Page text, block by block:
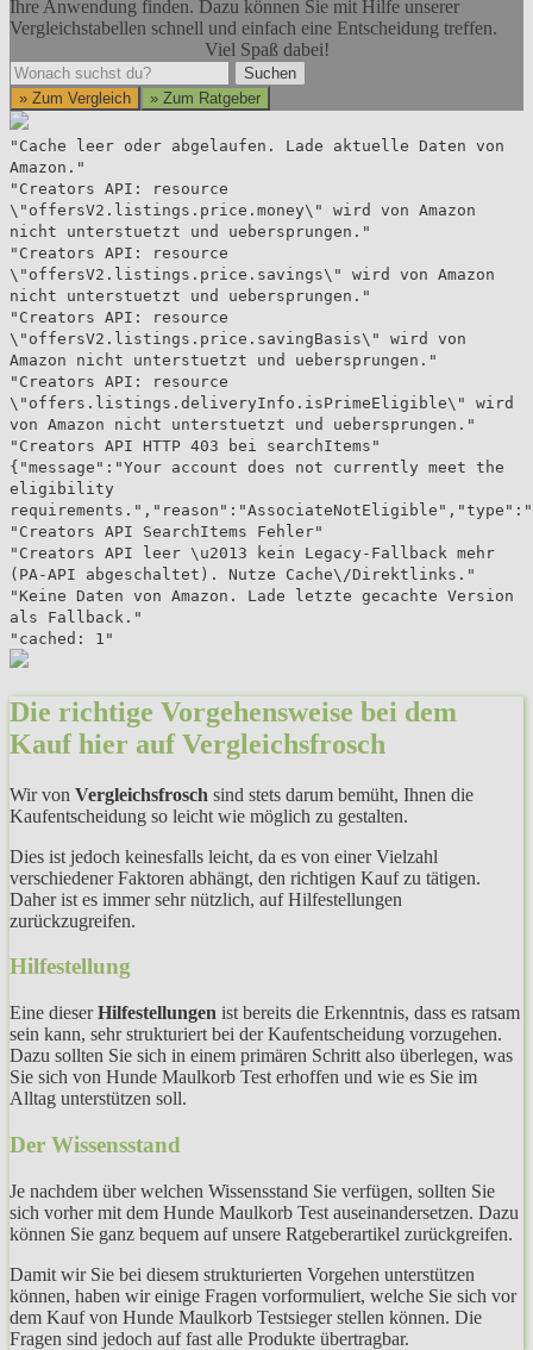
Ihre Anwendung finden. Dazu können Sie mit Hilfe unserer
Vergleichstabellen schnell und einfach eine Entscheidung treffen.
Viel Spaß dabei!
Suchen
Suchen
» Zum Vergleich
» Zum Ratgeber
"Cache leer oder abgelaufen. Lade aktuelle Daten von
Amazon."
"Creators API: resource
\"offersV2.listings.price.money\" wird von Amazon
nicht unterstuetzt und uebersprungen."
"Creators API: resource
\"offersV2.listings.price.savings\" wird von Amazon
nicht unterstuetzt und uebersprungen."
"Creators API: resource
\"offersV2.listings.price.savingBasis\" wird von
Amazon nicht unterstuetzt und uebersprungen."
"Creators API: resource
\"offers.listings.deliveryInfo.isPrimeEligible\" wird
von Amazon nicht unterstuetzt und uebersprungen."
"Creators API HTTP 403 bei searchItems"
{"message":"Your account does not currently meet the
eligibility
"Creators API SearchItems Fehler"
"Creators API leer \u2013 kein Legacy-Fallback mehr
(PA-API abgeschaltet). Nutze Cache\/Direktlinks."
"Keine Daten von Amazon. Lade letzte gecachte Version
als Fallback."
"cached: 1"
Die richtige Vorgehensweise bei dem
Kauf hier auf Vergleichsfrosch
Wir von Vergleichsfrosch sind stets darum bemüht, Ihnen die
Kaufentscheidung so leicht wie möglich zu gestalten.
Dies ist jedoch keinesfalls leicht, da es von einer Vielzahl
verschiedener Faktoren abhängt, den richtigen Kauf zu tätigen.
Daher ist es immer sehr nützlich, auf Hilfestellungen
zurückzugreifen.
Hilfestellung
Eine dieserHilfestellungen ist bereits die Erkenntnis, dass es ratsam
sein kann, sehr strukturiert bei der Kaufentscheidung vorzugehen.
Dazu sollten Sie sich in einem primären Schritt also überlegen, was
Sie sich von Hunde Maulkorb Test erhoffen und wie es Sie im
Alltag unterstützen soll.
Der Wissensstand
Je nachdem über welchen Wissensstand Sie verfügen, sollten Sie
sich vorher mit dem Hunde Maulkorb Test auseinandersetzen. Dazu
können Sie ganz bequem auf unsere Ratgeberartikel zurückgreifen.
Damit wir Sie bei diesem strukturierten Vorgehen unterstützen
können, haben wir einige Fragen vorformuliert, welche Sie sich vor
dem Kauf von Hunde Maulkorb Testsieger stellen können. Die
Fragen sind jedoch auf fast alle Produkte übertragbar.